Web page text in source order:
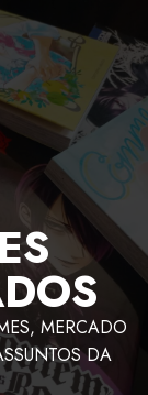
MERCADO
DA